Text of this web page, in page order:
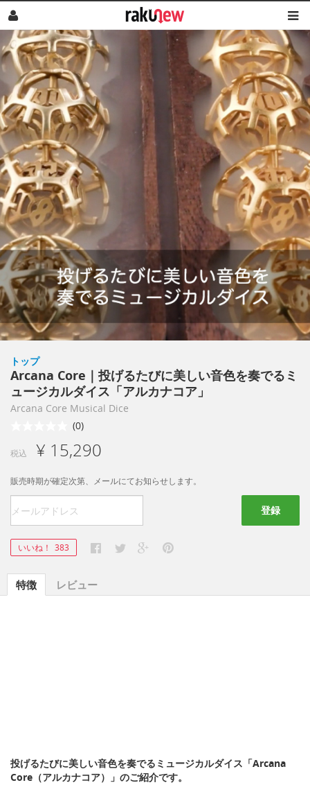
トップ
Arcana Core｜投げるたびに美しい音色を奏でるミ
ュージカルダイス「アルカナコア」
Arcana Core Musical Dice
(0)
税込 ¥ 15,290
販売時期が確定次第、メールにてお知らせします。
登録
いいね！ 383
特徴 レビュー
投げるたびに美しい音色を奏でるミュージカルダイス「Arcana
Core（アルカナコア）」のご紹介です。